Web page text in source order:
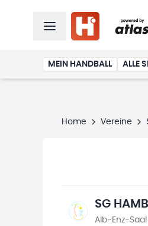
MEIN HANDBALL ALLE
Home Vereine
SG
Alb-Enz-